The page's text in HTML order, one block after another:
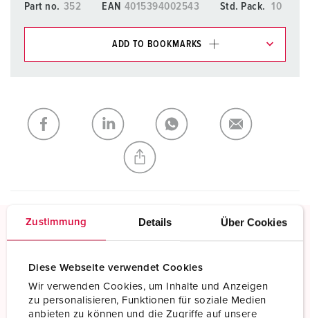
Zustimmung Details Über Cookies
Diese Webseite verwendet Cookies
Wir verwenden Cookies, um Inhalte und Anzeigen
zu personalisieren, Funktionen für soziale Medien
anbieten zu können und die Zugriffe auf unsere
Part no. 352 EAN 4015394002543 Std. Pack. 10
ADD TO BOOKMARKS
My list ADD
CREATE A NEW LIST
Standard screw terminals
Read more